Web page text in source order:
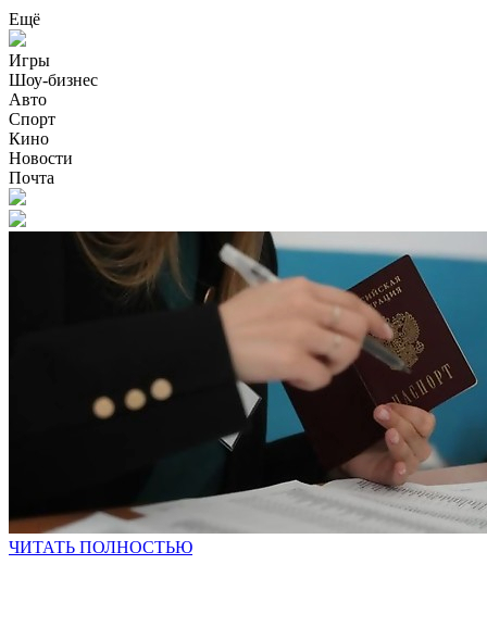
Ещё
Игры
Шоу-бизнес
Авто
Спорт
Кино
Новости
Почта
ЧИТАТЬ ПОЛНОСТЬЮ